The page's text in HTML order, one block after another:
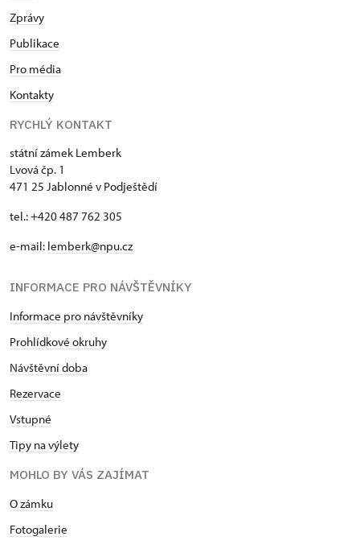
Zprávy
Publikace
Pro média
Kontakty
RYCHLÝ KONTAKT
státní zámek Lemberk
Lvová čp. 1
471 25 Jablonné v Podještědí
tel.: +420 487 762 305
e-mail: lemberk@npu.cz
INFORMACE PRO NÁVŠTĚVNÍKY
Informace pro návštěvníky
Prohlídkové okruhy
Návštěvní doba
Rezervace
Vstupné
Tipy na výlety
MOHLO BY VÁS ZAJÍMAT
O zámku
Fotogalerie